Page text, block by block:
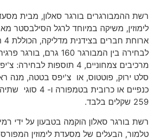
רשת ההמבורגרים בורגר סאלון, מבית
לימוזין, משיקה במיוחד לרגל הסילבסטר מארז
ארוחת חברים
לבחירה בין המבורגר 160 גרם, בורגר
מרכיבים צמחוניים, 4 תוספות
סלט ירוק, פוטטוס, או צ'יפס בטטה, מנה
כנפיים או כרובית בטמפורה
259 שקלים בלבד.
רשת בורגר סאלון הוקמה בטבעון על ידי רמי
טלמור, הבעלים של מסעדת לימוזין